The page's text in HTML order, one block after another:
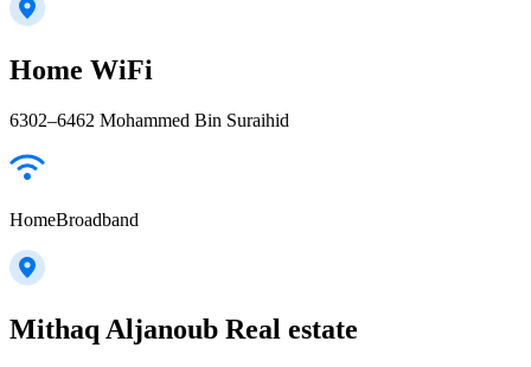
Home WiFi
6302–6462 Mohammed Bin Suraihid
HomeBroadband
Mithaq Aljanoub Real estate